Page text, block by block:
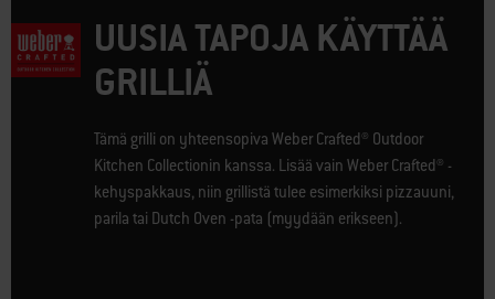
UUSIA TAPOJA KÄYTTÄÄ
GRILLIÄ
Tämä grilli on yhteensopiva Weber Crafted® Outdoor
Kitchen Collectionin kanssa. Lisää vain Weber Crafted® -
kehyspakkaus, niin grillistä tulee esimerkiksi pizzauuni,
parila tai Dutch Oven -pata (myydään erikseen).